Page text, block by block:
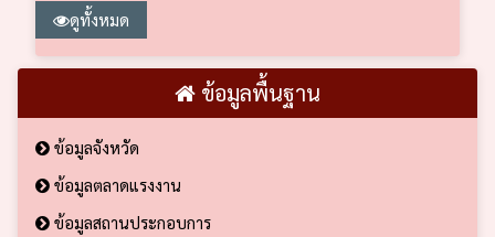
ดูทั้งหมด
ข้อมูลพื้นฐาน
ข้อมูลจังหวัด
ข้อมูลตลาดแรงงาน
ข้อมูลสถานประกอบการ